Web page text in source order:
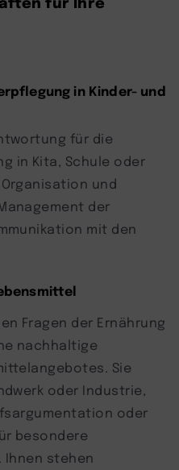
in Kinder- und
für die
in Kita, Schule oder
und
der
mit den
Fragen der Ernährung
nachhaltige
Sie
oder Industrie,
oder
besondere
Ihnen stehen